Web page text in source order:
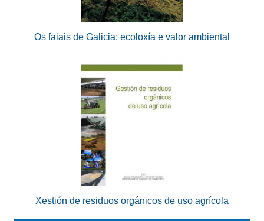
Os faiais de Galicia: ecoloxía e valor ambiental
Xestión de residuos orgánicos de uso agrícola